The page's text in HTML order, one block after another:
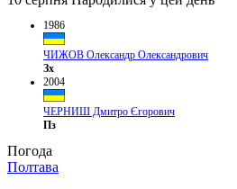
1986
ЧИЖОВ Олександр Олександрович
Зх
2004
ЧЕРНИШ Дмитро Єгорович
Пз
Погода
Полтава